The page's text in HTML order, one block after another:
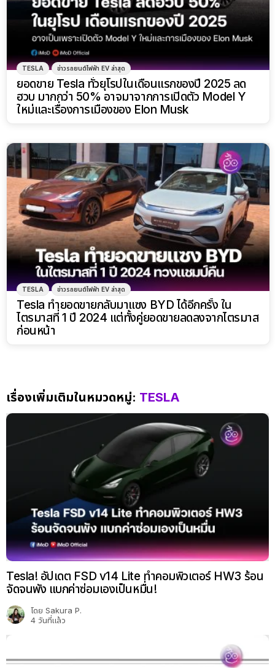
TESLA ข่าวรถยนต์ไฟฟ้า EV ล่าสุด
ยอดขาย Tesla ทั่วยุโรปในเดือนแรกของปี 2025 ลด
ฮวบ มากกว่า 50% อาจมาจากการเปิดตัว Model Y
ใหม่และเรื่องการเมืองของ Elon Musk
TESLA ข่าวรถยนต์ไฟฟ้า EV ล่าสุด
Tesla ทำยอดขายกลับมาแซง BYD ได้อีกครั้ง ใน
ไตรมาสที่ 1 ปี 2024 แต่ทั้งคู่ยอดขายลดลงจากไตรมาส
ก่อนหน้า
เรื่องเพิ่มเติมในหมวดหมู่: TESLA
Tesla! อัปเดต FSD v14 Lite ทำคอมพิวเตอร์ HW3 ร้อน
จัดจนพัง แบกค่าซ่อมเองเป็นหมื่น!
โดย Sakura P.
4 วันที่แล้ว